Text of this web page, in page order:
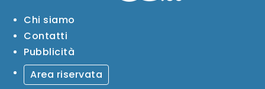
Chi siamo
Contatti
Pubblicità
Area riservata